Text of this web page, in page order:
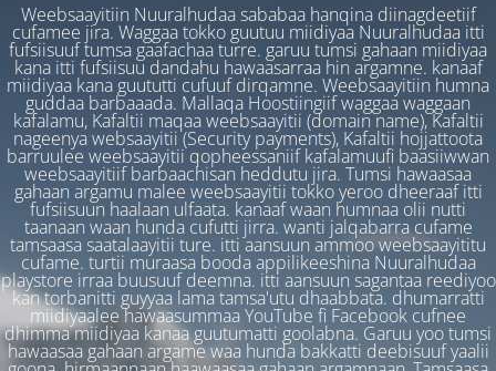
Weebsaayitiin Nuuralhudaa sababaa hanqina diinagdeetiif
cufamee jira. Waggaa tokko guutuu miidiyaa Nuuralhudaa itti
fufsiisuuf tumsa gaafachaa turre. garuu tumsi gahaan miidiyaa
kana itti fufsiisuu dandahu hawaasarraa hin argamne. kanaaf
miidiyaa kana guututti cufuuf dirqamne. Weebsaayitiin humna
guddaa barbaaada. Mallaqa Hoostiingiif waggaa waggaan
kafalamu, Kafaltii maqaa weebsaayitii (domain name), Kafaltii
nageenya websaayitii (Security payments), Kafaltii hojjattoota
barruulee weebsaayitii qopheessaniif kafalamuufi baasiiwwan
weebsaayitiif barbaachisan heddutu jira. Tumsi hawaasaa
gahaan argamu malee weebsaayitii tokko yeroo dheeraaf itti
fufsiisuun haalaan ulfaata. kanaaf waan humnaa olii nutti
taanaan waan hunda cufutti jirra. wanti jalqabarra cufame
tamsaasa saatalaayitii ture. itti aansuun ammoo weebsaayititu
cufame. turtii muraasa booda appilikeeshina Nuuralhudaa
playstore irraa buusuuf deemna. itti aansuun sagantaa reediyoo
kan torbanitti guyyaa lama tamsa'utu dhaabbata. dhumarratti
miidiyaalee hawaasummaa YouTube fi Facebook cufnee
dhimma miidiyaa kanaa guutumatti goolabna. Garuu yoo tumsi
hawaasaa gahaan argame waa hunda bakkatti deebisuuf yaalii